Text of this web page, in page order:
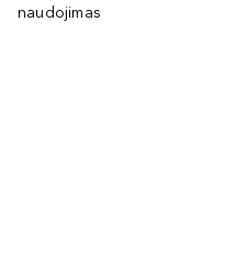
naudojimas